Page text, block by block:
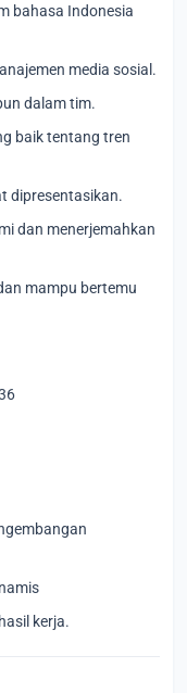
bahasa Indonesia
media sosial.
dalam tim.
baik tentang tren
dipresentasikan.
dan menerjemahkan
mampu bertemu
kerja.